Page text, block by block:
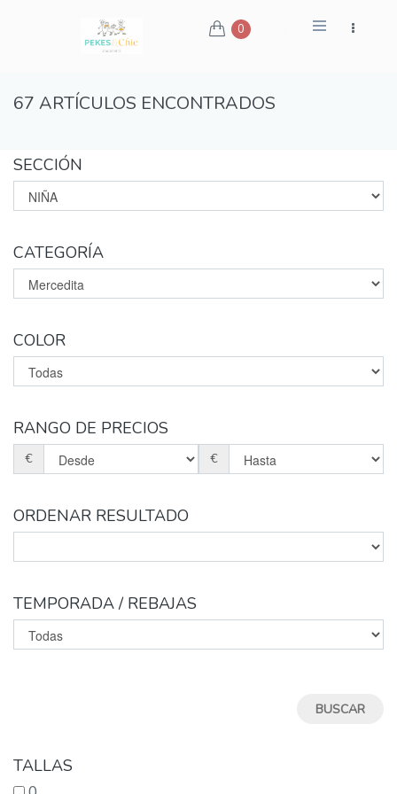
0
67 ARTÍCULOS ENCONTRADOS
SECCIÓN
CATEGORÍA
COLOR
RANGO DE PRECIOS
€ €
ORDENAR RESULTADO
TEMPORADA / REBAJAS
TALLAS